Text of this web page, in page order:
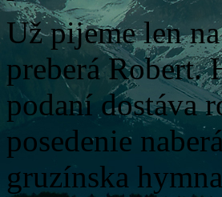
Už pijeme len
preberá Robert.
podaní dostáva
posedenie
gruzínska